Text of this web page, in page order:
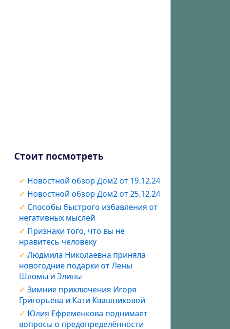
Стоит посмотреть
Новостной обзор Дом2 от 19.12.24
Новостной обзор Дом2 от 25.12.24
Способы быстрого избавления от
негативных мыслей
Признаки того, что вы не
нравитесь человеку
Людмила Николаевна приняла
новогодние подарки от Лены
Шломы и Элины
Зимние приключения Игоря
Григорьева и Кати Квашниковой
Юлия Ефременкова поднимает
вопросы о предопределённости